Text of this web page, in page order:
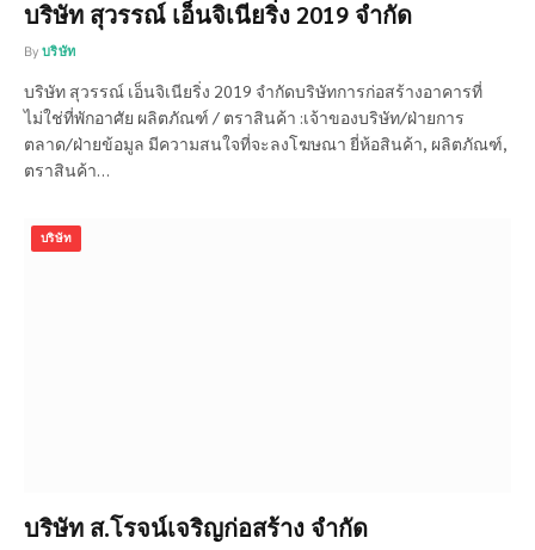
บริษัท สุวรรณ์ เอ็นจิเนียริ่ง 2019 จำกัด
By บริษัท
บริษัท สุวรรณ์ เอ็นจิเนียริ่ง 2019 จำกัดบริษัทการก่อสร้างอาคารที่
ไม่ใช่ที่พักอาศัย ผลิตภัณฑ์ / ตราสินค้า :เจ้าของบริษัท/ฝ่ายการ
ตลาด/ฝ่ายข้อมูล มีความสนใจที่จะลงโฆษณา ยี่ห้อสินค้า, ผลิตภัณฑ์,
ตราสินค้า…
บริษัท
บริษัท ส.โรจน์เจริญก่อสร้าง จำกัด